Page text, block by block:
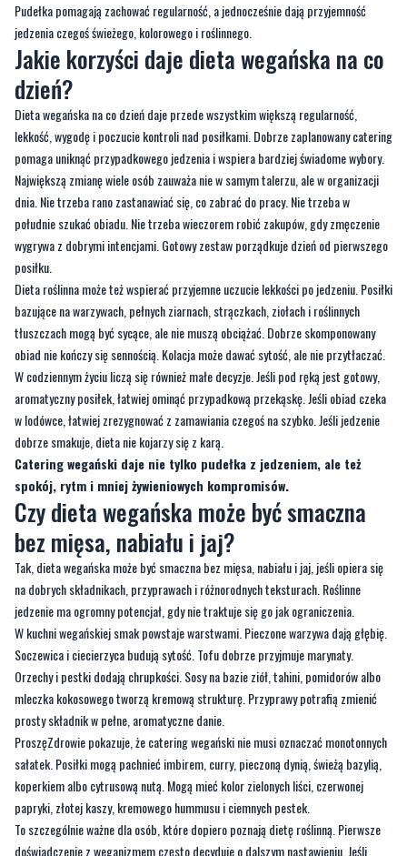
Pudełka pomagają zachować regularność, a jednocześnie dają przyjemność
jedzenia czegoś świeżego, kolorowego i roślinnego.
Jakie korzyści daje dieta wegańska na co
dzień?
Dieta wegańska na co dzień daje przede wszystkim większą regularność,
lekkość, wygodę i poczucie kontroli nad posiłkami. Dobrze zaplanowany catering
pomaga uniknąć przypadkowego jedzenia i wspiera bardziej świadome wybory.
Największą zmianę wiele osób zauważa nie w samym talerzu, ale w organizacji
dnia. Nie trzeba rano zastanawiać się, co zabrać do pracy. Nie trzeba w
południe szukać obiadu. Nie trzeba wieczorem robić zakupów, gdy zmęczenie
wygrywa z dobrymi intencjami. Gotowy zestaw porządkuje dzień od pierwszego
posiłku.
Dieta roślinna może też wspierać przyjemne uczucie lekkości po jedzeniu. Posiłki
bazujące na warzywach, pełnych ziarnach, strączkach, ziołach i roślinnych
tłuszczach mogą być sycące, ale nie muszą obciążać. Dobrze skomponowany
obiad nie kończy się sennością. Kolacja może dawać sytość, ale nie przytłaczać.
W codziennym życiu liczą się również małe decyzje. Jeśli pod ręką jest gotowy,
aromatyczny posiłek, łatwiej ominąć przypadkową przekąskę. Jeśli obiad czeka
w lodówce, łatwiej zrezygnować z zamawiania czegoś na szybko. Jeśli jedzenie
dobrze smakuje, dieta nie kojarzy się z karą.
Catering wegański daje nie tylko pudełka z jedzeniem, ale też
spokój, rytm i mniej żywieniowych kompromisów.
Czy dieta wegańska może być smaczna
bez mięsa, nabiału i jaj?
Tak, dieta wegańska może być smaczna bez mięsa, nabiału i jaj, jeśli opiera się
na dobrych składnikach, przyprawach i różnorodnych teksturach. Roślinne
jedzenie ma ogromny potencjał, gdy nie traktuje się go jak ograniczenia.
W kuchni wegańskiej smak powstaje warstwami. Pieczone warzywa dają głębię.
Soczewica i ciecierzyca budują sytość. Tofu dobrze przyjmuje marynaty.
Orzechy i pestki dodają chrupkości. Sosy na bazie ziół, tahini, pomidorów albo
mleczka kokosowego tworzą kremową strukturę. Przyprawy potrafią zmienić
prosty składnik w pełne, aromatyczne danie.
ProszęZdrowie pokazuje, że catering wegański nie musi oznaczać monotonnych
sałatek. Posiłki mogą pachnieć imbirem, curry, pieczoną dynią, świeżą bazylią,
koperkiem albo cytrusową nutą. Mogą mieć kolor zielonych liści, czerwonej
papryki, złotej kaszy, kremowego hummusu i ciemnych pestek.
To szczególnie ważne dla osób, które dopiero poznają dietę roślinną. Pierwsze
doświadczenie z weganizmem często decyduje o dalszym nastawieniu. Jeśli